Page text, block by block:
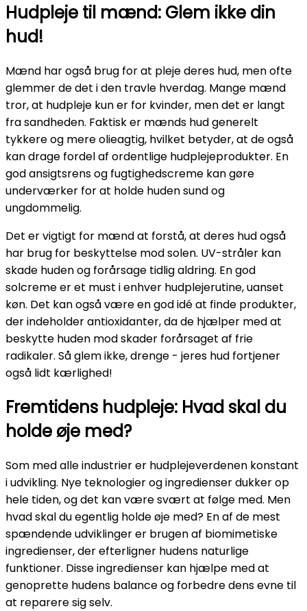
Hudpleje til mænd: Glem ikke din
hud!
Mænd har også brug for at pleje deres hud, men ofte
glemmer de det i den travle hverdag. Mange mænd
tror, at hudpleje kun er for kvinder, men det er langt
fra sandheden. Faktisk er mænds hud generelt
tykkere og mere olieagtig, hvilket betyder, at de også
kan drage fordel af ordentlige hudplejeprodukter. En
god ansigtsrens og fugtighedscreme kan gøre
underværker for at holde huden sund og
ungdommelig.
Det er vigtigt for mænd at forstå, at deres hud også
har brug for beskyttelse mod solen. UV-stråler kan
skade huden og forårsage tidlig aldring. En god
solcreme er et must i enhver hudplejerutine, uanset
køn. Det kan også være en god idé at finde produkter,
der indeholder antioxidanter, da de hjælper med at
beskytte huden mod skader forårsaget af frie
radikaler. Så glem ikke, drenge - jeres hud fortjener
også lidt kærlighed!
Fremtidens hudpleje: Hvad skal du
holde øje med?
Som med alle industrier er hudplejeverdenen konstant
i udvikling. Nye teknologier og ingredienser dukker op
hele tiden, og det kan være svært at følge med. Men
hvad skal du egentlig holde øje med? En af de mest
spændende udviklinger er brugen af biomimetiske
ingredienser, der efterligner hudens naturlige
funktioner. Disse ingredienser kan hjælpe med at
genoprette hudens balance og forbedre dens evne til
at reparere sig selv.